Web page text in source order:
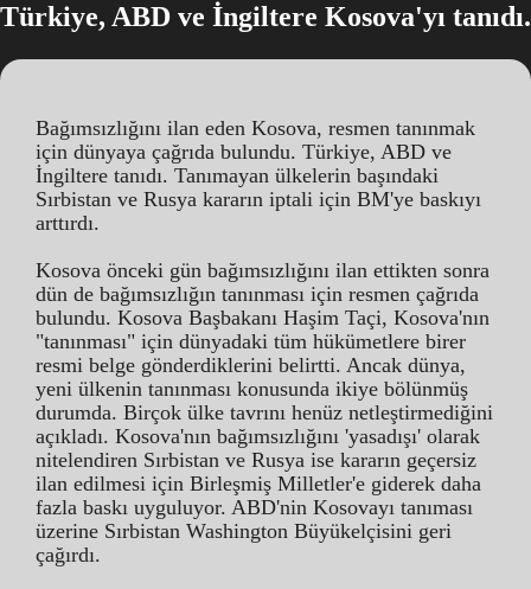
Türkiye, ABD ve İngiltere Kosova'yı tanıdı.
Bağımsızlığını ilan eden Kosova, resmen tanınmak
için dünyaya çağrıda bulundu. Türkiye, ABD ve
İngiltere tanıdı. Tanımayan ülkelerin başındaki
Sırbistan ve Rusya kararın iptali için BM'ye baskıyı
arttırdı.
Kosova önceki gün bağımsızlığını ilan ettikten sonra
dün de bağımsızlığın tanınması için resmen çağrıda
bulundu. Kosova Başbakanı Haşim Taçi, Kosova'nın
"tanınması" için dünyadaki tüm hükümetlere birer
resmi belge gönderdiklerini belirtti. Ancak dünya,
yeni ülkenin tanınması konusunda ikiye bölünmüş
durumda. Birçok ülke tavrını henüz netleştirmediğini
açıkladı. Kosova'nın bağımsızlığını 'yasadışı' olarak
nitelendiren Sırbistan ve Rusya ise kararın geçersiz
ilan edilmesi için Birleşmiş Milletler'e giderek daha
fazla baskı uyguluyor. ABD'nin Kosovayı tanıması
üzerine Sırbistan Washington Büyükelçisini geri
çağırdı.